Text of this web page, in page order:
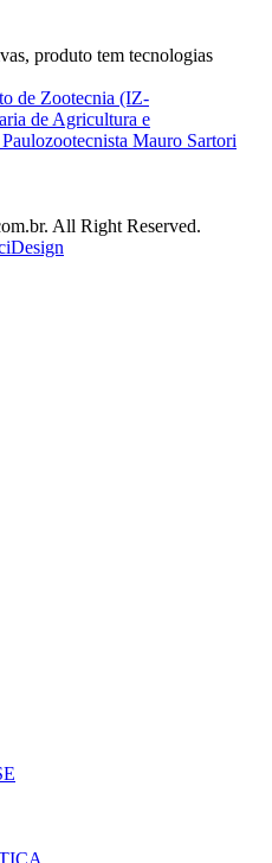
produto tem tecnologias
de Zootecnia (IZ-
de Agricultura e
zootecnista Mauro Sartori
All Right Reserved.